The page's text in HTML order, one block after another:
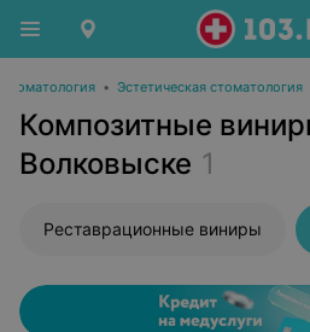
Стоматология • Эстетическая стоматология
Композитные
Волковыске 1
Реставрационные виниры